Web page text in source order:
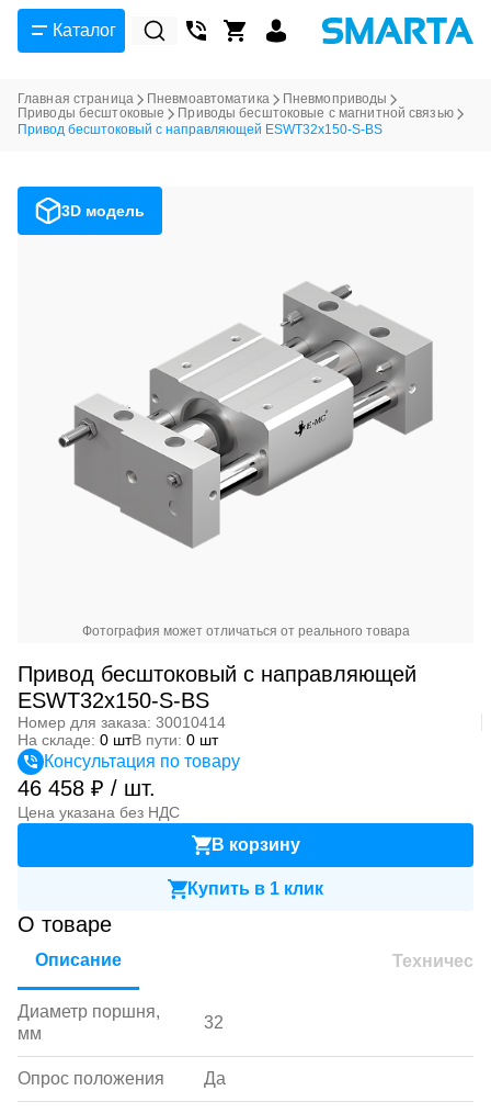
Каталог
Главная страница Пневмоавтоматика
Пневмоприводы
Приводы бесштоковые
Приводы бесштоковые с магнитной связью
Привод бесштоковый с направляющей ESWT32x150-S-BS
3D модель
Фотография может отличаться от реального товара
Привод бесштоковый с направляющей
ESWT32x150-S-BS
Номер для заказа: 30010414
На складе: 0 штВ пути: 0 шт
Консультация по товару
46 458 ₽ / шт.
Цена указана без НДС
В корзину
Купить в 1 клик
О товаре
Описание
Диаметр поршня,
мм
32
Опрос положения Да